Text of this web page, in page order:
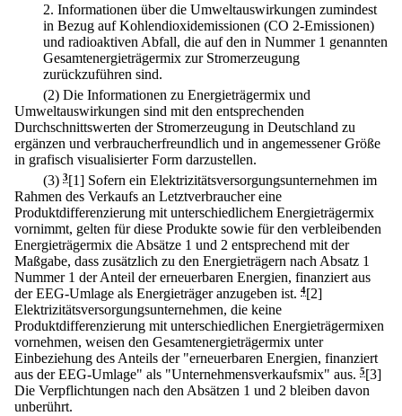
2. Informationen über die Umweltauswirkungen zumindest
in Bezug auf Kohlendioxidemissionen (CO 2-Emissionen)
und radioaktiven Abfall, die auf den in Nummer 1 genannten
Gesamtenergieträgermix zur Stromerzeugung
zurückzuführen sind.
(2) Die Informationen zu Energieträgermix und
Umweltauswirkungen sind mit den entsprechenden
Durchschnittswerten der Stromerzeugung in Deutschland zu
ergänzen und verbraucherfreundlich und in angemessener Größe
in grafisch visualisierter Form darzustellen.
(3) 3 [1] Sofern ein Elektrizitätsversorgungsunternehmen im
Rahmen des Verkaufs an Letztverbraucher eine
Produktdifferenzierung mit unterschiedlichem Energieträgermix
vornimmt, gelten für diese Produkte sowie für den verbleibenden
Energieträgermix die Absätze 1 und 2 entsprechend mit der
Maßgabe, dass zusätzlich zu den Energieträgern nach Absatz 1
Nummer 1 der Anteil der erneuerbaren Energien, finanziert aus
der EEG-Umlage als Energieträger anzugeben ist. 4[2]
Elektrizitätsversorgungsunternehmen, die keine
Produktdifferenzierung mit unterschiedlichen Energieträgermixen
vornehmen, weisen den Gesamtenergieträgermix unter
Einbeziehung des Anteils der "erneuerbaren Energien, finanziert
aus der EEG-Umlage" als "Unternehmensverkaufsmix" aus. 5 [3]
Die Verpflichtungen nach den Absätzen 1 und 2 bleiben davon
unberührt.